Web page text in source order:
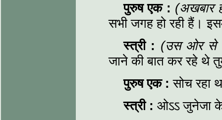
पुरुष एक : (अखबार
सभी जगह हो रही हैं।
स्त्री : (उस ओर से
जाने की बात कर रहे थे
पुरुष एक : सोच रहा
स्त्री : ओऽऽ जुनेजा